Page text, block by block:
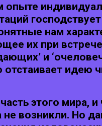
опыте
нам
их при
и
отстаивает идею
этого мира, и
возникли. Но